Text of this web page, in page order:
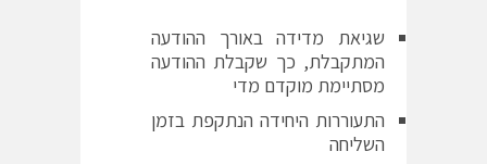
שגיאת מדידה באורך ההודעה
המתקבלת, כך שקבלת ההודעה
מסתיימת מוקדם מדי
התעוררות היחידה הנתקפת בזמן
השליחה